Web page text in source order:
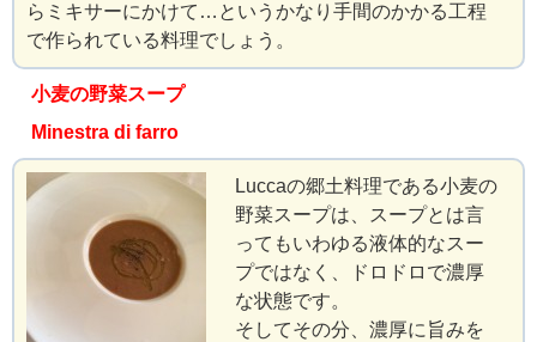
らミキサーにかけて…というかなり手間のかかる工程
で作られている料理でしょう。
小麦の野菜スープ
Minestra di farro
Luccaの郷土料理である小麦の
野菜スープは、スープとは言
ってもいわゆる液体的なスー
プではなく、ドロドロで濃厚
な状態です。
そしてその分、濃厚に旨みを